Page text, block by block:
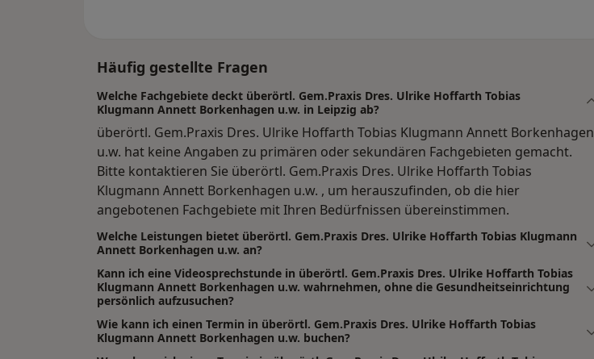
Häufig gestellte Fragen
Welche Fachgebiete deckt überörtl. Gem.Praxis Dres. Ulrike Hoffarth Tobias
Klugmann Annett Borkenhagen u.w. in Leipzig ab?
überörtl. Gem.Praxis Dres. Ulrike Hoffarth Tobias Klugmann Annett Borkenhagen
u.w. hat keine Angaben zu primären oder sekundären Fachgebieten gemacht.
Bitte kontaktieren Sie überörtl. Gem.Praxis Dres. Ulrike Hoffarth Tobias
Klugmann Annett Borkenhagen u.w. , um herauszufinden, ob die hier
angebotenen Fachgebiete mit Ihren Bedürfnissen übereinstimmen.
Welche Leistungen bietet überörtl. Gem.Praxis Dres. Ulrike Hoffarth Tobias Klugmann
Annett Borkenhagen u.w. an?
Kann ich eine Videosprechstunde in überörtl. Gem.Praxis Dres. Ulrike Hoffarth Tobias
Klugmann Annett Borkenhagen u.w. wahrnehmen, ohne die Gesundheitseinrichtung
persönlich aufzusuchen?
Wie kann ich einen Termin in überörtl. Gem.Praxis Dres. Ulrike Hoffarth Tobias
Klugmann Annett Borkenhagen u.w. buchen?